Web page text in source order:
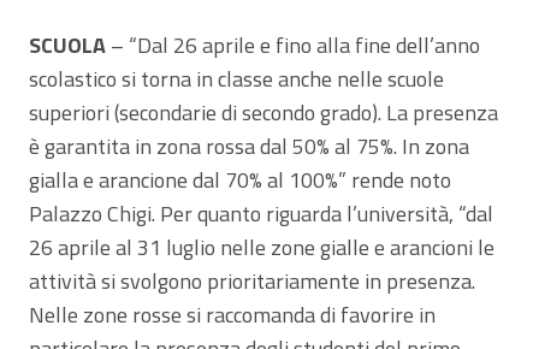
SCUOLA– “Dal 26 aprile e fino alla fine dell’anno
scolastico si torna in classe anche nelle scuole
superiori (secondarie di secondo grado). La presenza
è garantita in zona rossa dal 50% al 75%. In zona
gialla e arancione dal 70% al 100%” rende noto
Palazzo Chigi. Per quanto riguarda l’università, “dal
26 aprile al 31 luglio nelle zone gialle e arancioni le
attività si svolgono prioritariamente in presenza.
Nelle zone rosse si raccomanda di favorire in